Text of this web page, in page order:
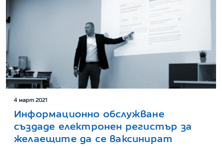
4 март 2021
Информационно обслужване
създаде електронен регистър за
желаещите да се ваксинират